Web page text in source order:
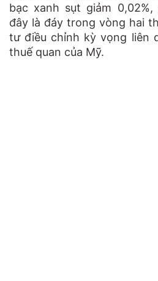
bạc xanh sụt giảm
đây là đáy trong vòng hai
tư điều chỉnh kỳ vọng liên
thuế quan của Mỹ.